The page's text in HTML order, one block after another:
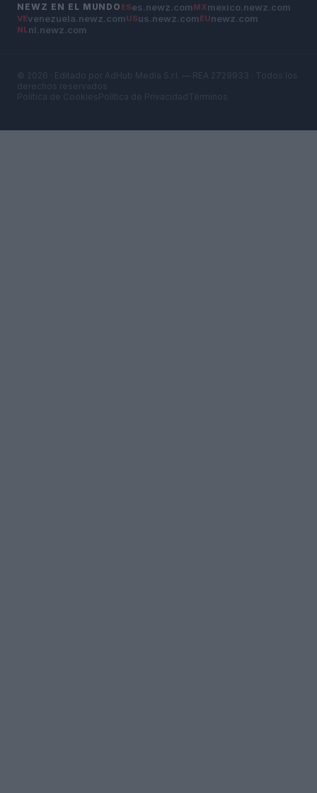
NEWZ EN EL MUNDO ESes.newz.com MXmexico.newz.com
VEvenezuela.newz.com USus.newz.com EUnewz.com
NLnl.newz.com
© 2026 · Editado por AdHub Media S.r.l. — REA 2729933 · Todos los
derechos reservados
Política de Cookies Política de Privacidad Términos